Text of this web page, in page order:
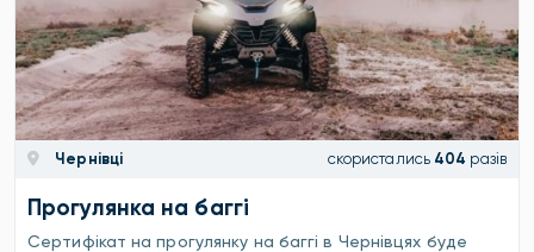
Чернівці скористались 404 разів
Прогулянка на баггі
Сертифікат на прогулянку на баггі в Чернівцях буде